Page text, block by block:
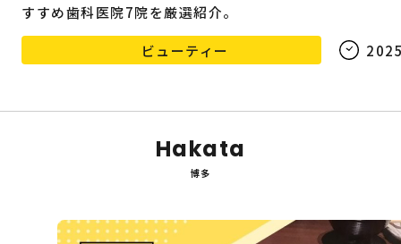
すすめ歯科医院7院を厳選紹介。
ビューティー
Hakata
博多